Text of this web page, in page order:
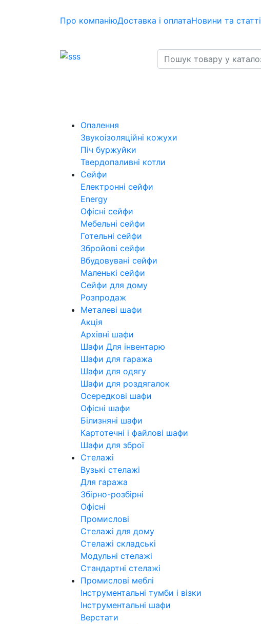
Про компаніюДоставка і оплатаНовини та статті
Опалення
Звукоізоляційні кожухи
Піч буржуйки
Твердопаливні котли
Сейфи
Електронні сейфи
Energy
Офісні сейфи
Мебельні сейфи
Готельні сейфи
Збройові сейфи
Вбудовувані сейфи
Маленькі сейфи
Сейфи для дому
Розпродаж
Металеві шафи
Акція
Архівні шафи
Шафи Для інвентарю
Шафи для гаража
Шафи для одягу
Шафи для роздягалок
Осередкові шафи
Офісні шафи
Білизняні шафи
Картотечні і файлові шафи
Шафи для зброї
Стелажі
Вузькі стелажі
Для гаража
Збірно-розбірні
Офісні
Промислові
Стелажі для дому
Стелажі складські
Модульні стелажі
Стандартні стелажі
Промислові меблі
Інструментальні тумби і візки
Інструментальні шафи
Верстати